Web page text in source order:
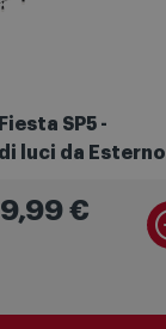
SP5 -
luci da Esterno
€